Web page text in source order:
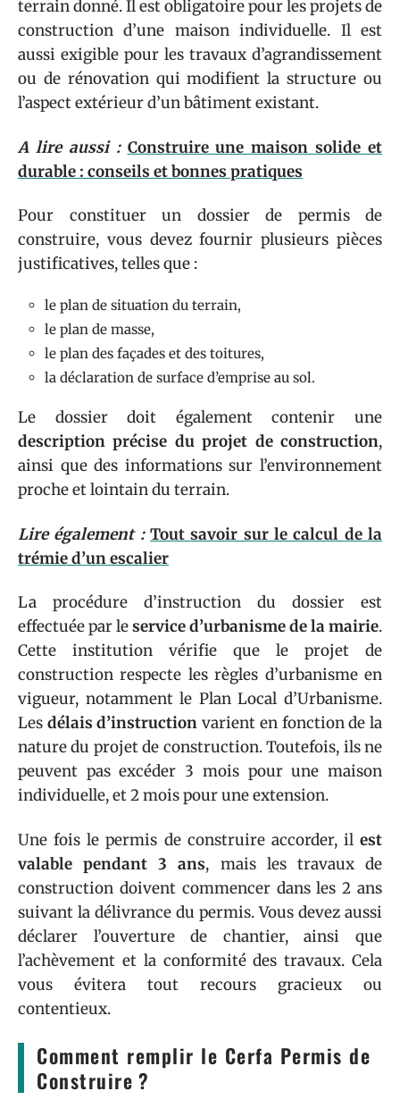
terrain donné. Il est obligatoire pour les projets de
construction d’une maison individuelle. Il est
aussi exigible pour les travaux d’agrandissement
ou de rénovation qui modifient la structure ou
l’aspect extérieur d’un bâtiment existant.
A lire aussi : Construire une maison solide et
durable : conseils et bonnes pratiques
Pour constituer un dossier de permis de
construire, vous devez fournir plusieurs pièces
justificatives, telles que :
le plan de situation du terrain,
le plan de masse,
le plan des façades et des toitures,
la déclaration de surface d’emprise au sol.
Le dossier doit également contenir une
description précise du projet de construction,
ainsi que des informations sur l’environnement
proche et lointain du terrain.
Lire également : Tout savoir sur le calcul de la
trémie d’un escalier
La procédure d’instruction du dossier est
effectuée par leservice d’urbanisme de la mairie.
Cette institution vérifie que le projet de
construction respecte les règles d’urbanisme en
vigueur, notamment le Plan Local d’Urbanisme.
Les délais d’instruction varient en fonction de la
nature du projet de construction. Toutefois, ils ne
peuvent pas excéder 3 mois pour une maison
individuelle, et 2 mois pour une extension.
Une fois le permis de construire accorder, il est
valable pendant 3 ans, mais les travaux de
construction doivent commencer dans les 2 ans
suivant la délivrance du permis. Vous devez aussi
déclarer l’ouverture de chantier, ainsi que
l’achèvement et la conformité des travaux. Cela
vous évitera tout recours gracieux ou
contentieux.
Comment remplir le Cerfa Permis de
Construire ?